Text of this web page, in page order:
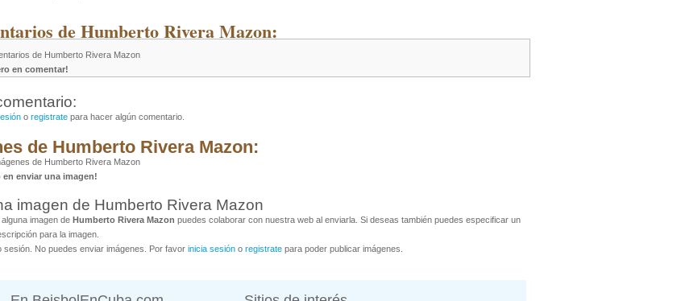
de Humberto Rivera Mazon:
de Humberto Rivera Mazon
en comentar!
o registrate para hacer algún comentario.
de Humberto Rivera Mazon:
de Humberto Rivera Mazon
en enviar una imagen!
imagen de Humberto Rivera Mazon
imagen de Humberto Rivera Mazon puedes colaborar con nuestra web al enviarla. Si deseas también puedes especificar un
para la imagen.
sesión. No puedes enviar imágenes. Por favor inicia sesión o registrate para poder publicar imágenes.